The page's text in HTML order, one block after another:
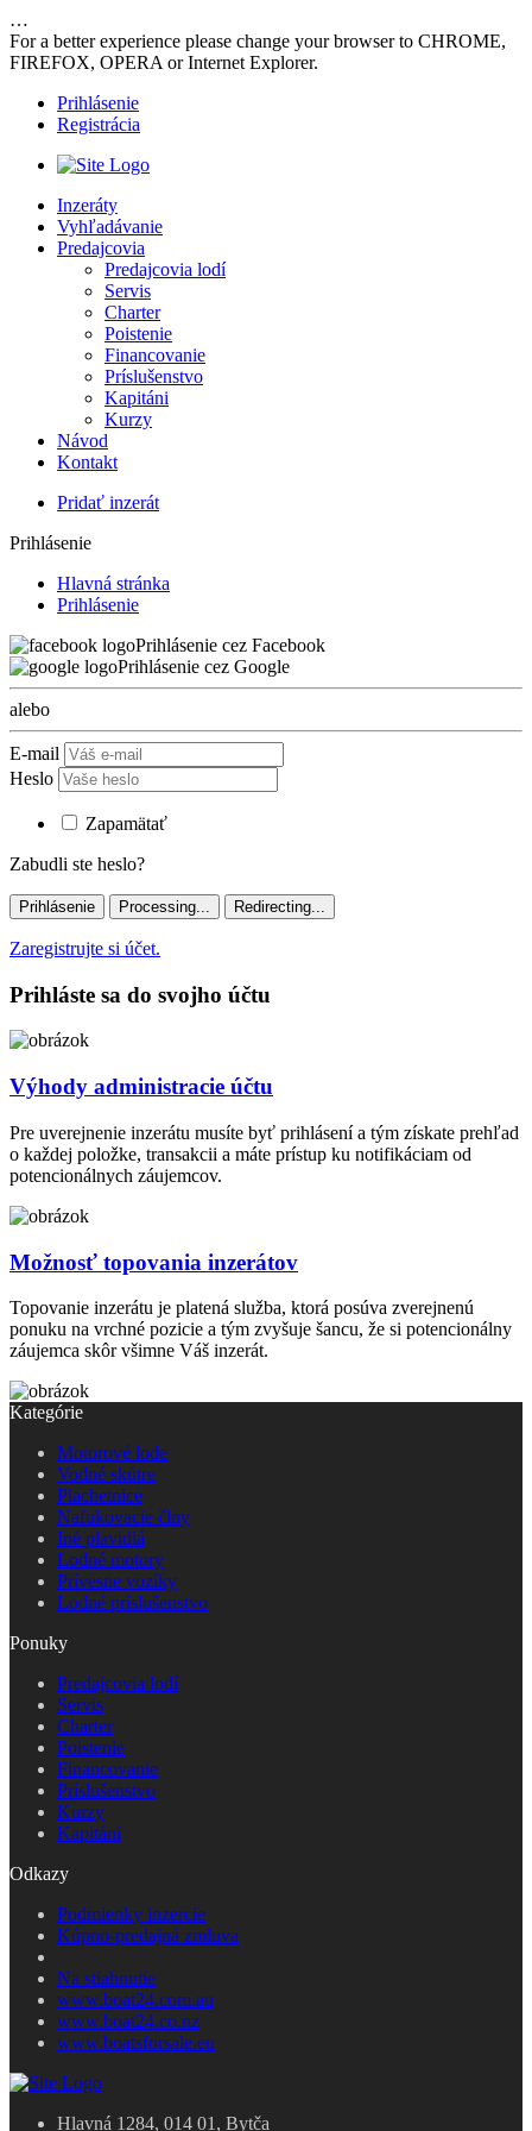
…
For a better experience please change your browser to CHROME,
FIREFOX, OPERA or Internet Explorer.
Prihlásenie
Registrácia
Inzeráty
Vyhľadávanie
Predajcovia
Predajcovia lodí
Servis
Charter
Poistenie
Financovanie
Príslušenstvo
Kapitáni
Kurzy
Návod
Kontakt
Pridať inzerát
Prihlásenie
Hlavná stránka
Prihlásenie
Prihlásenie cez Facebook
Prihlásenie cez Google
alebo
E-mail
Heslo
Zapamätať
Zabudli ste heslo?
Prihlásenie Processing... Redirecting...
Zaregistrujte si účet.
Prihláste sa do svojho účtu
Výhody administracie účtu
Pre uverejnenie inzerátu musíte byť prihlásení a tým získate prehľad
o každej položke, transakcii a máte prístup ku notifikáciam od
potencionálnych záujemcov.
Možnosť topovania inzerátov
Topovanie inzerátu je platená služba, ktorá posúva zverejnenú
ponuku na vrchné pozicie a tým zvyšuje šancu, že si potencionálny
záujemca skôr všimne Váš inzerát.
Kategórie
Motorové lode
Vodné skútre
Plachetnice
Nafukovacie člny
Iné plavidlá
Lodné motory
Prívesne vozíky
Lodné príslušenstvo
Ponuky
Predajcovia lodí
Servis
Charter
Poistenie
Financovanie
Príslušenstvo
Kurzy
Kapitáni
Odkazy
Podmienky inzercie
Kúpno-predajná zmluva
Na stiahnutie
www.boat24.com.au
www.boat24.co.nz
www.boatsforsale.eu
Hlavná 1284, 014 01, Bytča